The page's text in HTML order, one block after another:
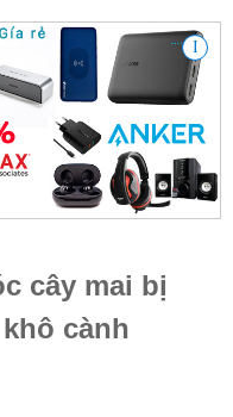
cây mai bị
cành